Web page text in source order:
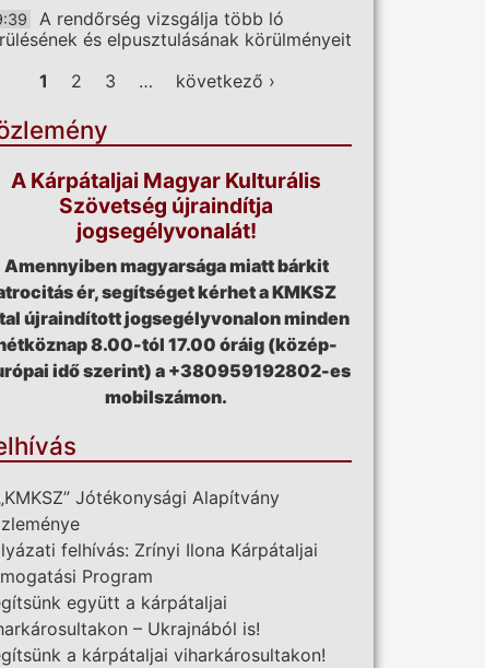
A rendőrség vizsgálja több ló
és elpusztulásának körülményeit
1 2 3 … következő ›
A Kárpátaljai Magyar Kulturális
Szövetség újraindítja
jogsegélyvonalát!
Amennyiben magyarsága miatt bárkit
ér, segítséget kérhet a KMKSZ
újraindított jogsegélyvonalon minden
8.00-tól 17.00 óráig (közép-
idő szerint) a +380959192802-es
mobilszámon.
Jótékonysági Alapítvány
felhívás: Zrínyi Ilona Kárpátaljai
Program
együtt a kárpátaljai
– Ukrajnából is!
a kárpátaljai viharkárosultakon!